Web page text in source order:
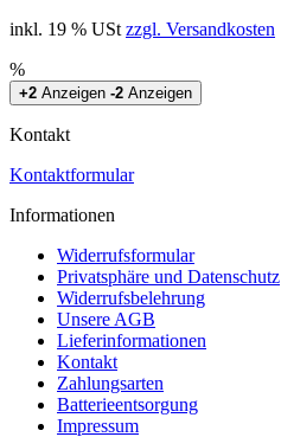
inkl. 19 % USt zzgl. Versandkosten
%
+2 Anzeigen -2 Anzeigen
Kontakt
Kontaktformular
Informationen
Widerrufsformular
Privatsphäre und Datenschutz
Widerrufsbelehrung
Unsere AGB
Lieferinformationen
Kontakt
Zahlungsarten
Batterieentsorgung
Impressum